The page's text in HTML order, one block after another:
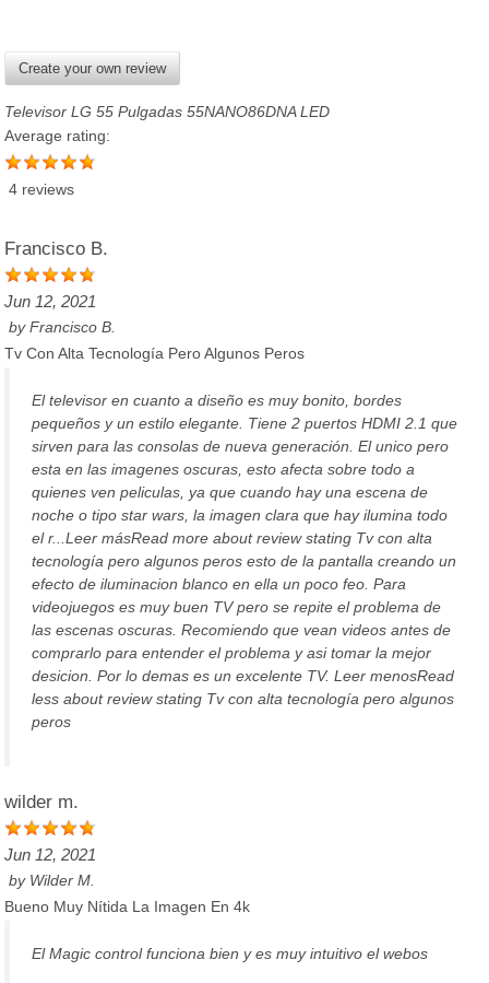
Create your own review
Televisor LG 55 Pulgadas 55NANO86DNA LED
Average rating:
4 reviews
Francisco B.
Jun 12, 2021
byFrancisco B.
Tv Con Alta Tecnología Pero Algunos Peros
El televisor en cuanto a diseño es muy bonito, bordes
pequeños y un estilo elegante. Tiene 2 puertos HDMI 2.1 que
sirven para las consolas de nueva generación. El unico pero
esta en las imagenes oscuras, esto afecta sobre todo a
quienes ven peliculas, ya que cuando hay una escena de
noche o tipo star wars, la imagen clara que hay ilumina todo
el r...Leer másRead more about review stating Tv con alta
tecnología pero algunos peros esto de la pantalla creando un
efecto de iluminacion blanco en ella un poco feo. Para
videojuegos es muy buen TV pero se repite el problema de
las escenas oscuras. Recomiendo que vean videos antes de
comprarlo para entender el problema y asi tomar la mejor
desicion. Por lo demas es un excelente TV. Leer menosRead
less about review stating Tv con alta tecnología pero algunos
peros
wilder m.
Jun 12, 2021
by Wilder M.
Bueno Muy Nítida La Imagen En 4k
El Magic control funciona bien y es muy intuitivo el webos